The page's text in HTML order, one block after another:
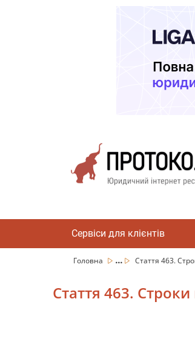
Сервіси для клієнтів
Головна ... Стаття 463.
Стаття 463.